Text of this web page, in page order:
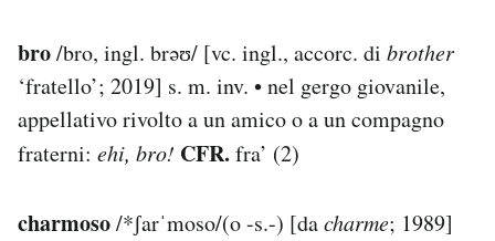
bro/bro, ingl. brəʊ/ [vc. ingl., accorc. di brother
‘fratello’; 2019] s. m. inv. • nel gergo giovanile,
appellativo rivolto a un amico o a un compagno
fraterni: ehi, bro! CFR. fra’ (2)
charmoso/*ʃarˈmoso/(o -s.-) [dacharme; 1989]